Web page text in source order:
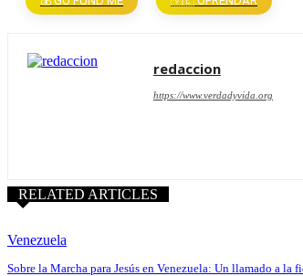
redaccion
https://www.verdadyvida.org
RELATED ARTICLES
Venezuela
Sobre la Marcha para Jesús en Venezuela: Un llamado a la